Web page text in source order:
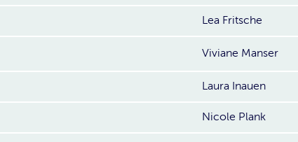
Lea Fritsche
Viviane Manser
Laura Inauen
Nicole Plank